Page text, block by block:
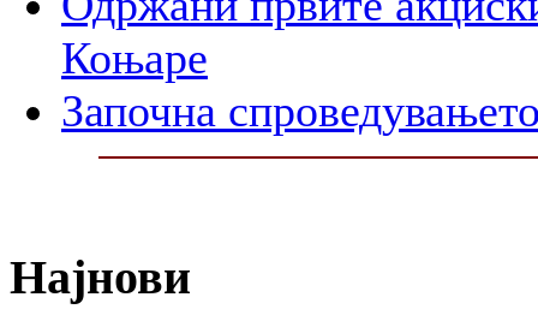
Коњаре
Започна
Најнови